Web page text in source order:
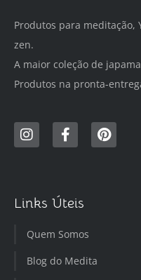
Produtos para meditação,
zen.
A maior coleção de
Produtos na pronta-
Links Úteis
Quem Somos
Blog do Medita